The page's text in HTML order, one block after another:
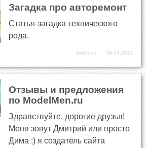
Загадка про авторемонт
Статья-загадка технического
рода.
Антонио 08.04.2011
Отзывы и предложения
по ModelMen.ru
Здравствуйте, дорогие друзья!
Меня зовут Дмитрий или просто
Дима :) я создатель сайта